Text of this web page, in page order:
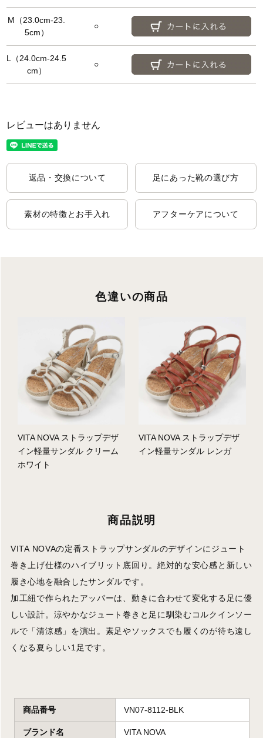
M（23.0cm-23.
5cm）
○
L（24.0cm-24.5
cm）
○
レビューはありません
返品・交換について 足にあった靴の選び方
素材の特徴とお手入れ アフターケアについて
色違いの商品
VITA NOVA ストラップデザ
イン軽量サンダル クリーム
ホワイト
VITA NOVA ストラップデザ
イン軽量サンダル レンガ
商品説明
VITA NOVAの定番ストラップサンダルのデザインにジュート
巻き上げ仕様のハイブリット底回り。絶対的な安心感と新しい
履き心地を融合したサンダルです。
加工紐で作られたアッパーは、動きに合わせて変化する足に優
しい設計。涼やかなジュート巻きと足に馴染むコルクインソー
ルで「清涼感」を演出。素足やソックスでも履くのが待ち遠し
くなる夏らしい1足です。
商品番号 VN07-8112-BLK
ブランド名 VITA NOVA